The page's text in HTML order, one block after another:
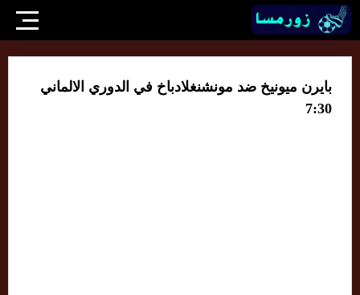
بايرن ميونيخ ضد مونشنغلادباخ في الدوري الالماني
7:30